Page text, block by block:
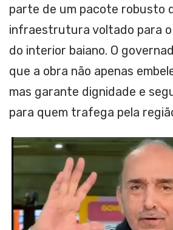
parte de um pacote robusto
infraestrutura voltado para
do interior baiano. O
que a obra não apenas
mas garante dignidade e
para quem trafega pela